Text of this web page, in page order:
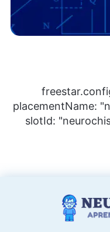
placementName:
slotId: